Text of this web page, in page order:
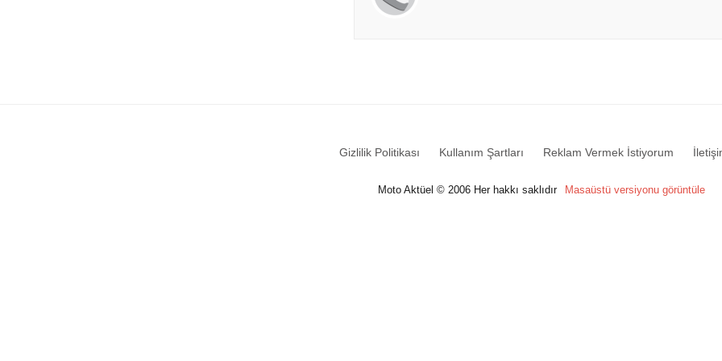
Gizlilik Politikası Kullanım Şartları Reklam Vermek İstiyorum
Moto Aktüel © 2006 Her hakkı saklıdır Masaüstü versiyonu görüntüle